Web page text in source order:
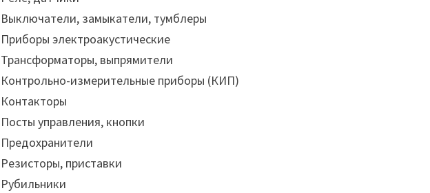
Выключатели, замыкатели, тумблеры
Приборы электроакустические
Трансформаторы, выпрямители
Контрольно-измерительные приборы (КИП)
Контакторы
Посты управления, кнопки
Предохранители
Резисторы, приставки
Рубильники